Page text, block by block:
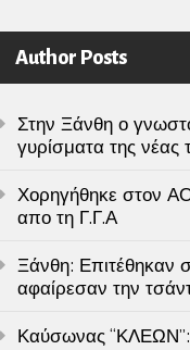
Author Posts
Στην Ξάνθη ο
γυρίσματα της νέας
Χορηγήθηκε στον
απο τη Γ.Γ.Α
Ξάνθη: Επιτέθηκαν
αφαίρεσαν την
Καύσωνας